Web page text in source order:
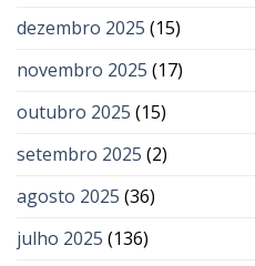
dezembro 2025 (15)
novembro 2025 (17)
outubro 2025 (15)
setembro 2025 (2)
agosto 2025 (36)
julho 2025 (136)